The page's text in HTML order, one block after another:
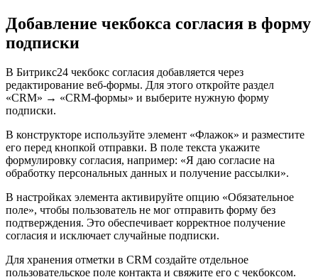
Добавление чекбокса согласия в форму
подписки
В Битрикс24 чекбокс согласия добавляется через
редактирование веб-формы. Для этого откройте раздел
«CRM» → «CRM-формы» и выберите нужную форму
подписки.
В конструкторе используйте элемент «Флажок» и разместите
его перед кнопкой отправки. В поле текста укажите
формулировку согласия, например: «Я даю согласие на
обработку персональных данных и получение рассылки».
В настройках элемента активируйте опцию «Обязательное
поле», чтобы пользователь не мог отправить форму без
подтверждения. Это обеспечивает корректное получение
согласия и исключает случайные подписки.
Для хранения отметки в CRM создайте отдельное
пользовательское поле контакта и свяжите его с чекбоксом.